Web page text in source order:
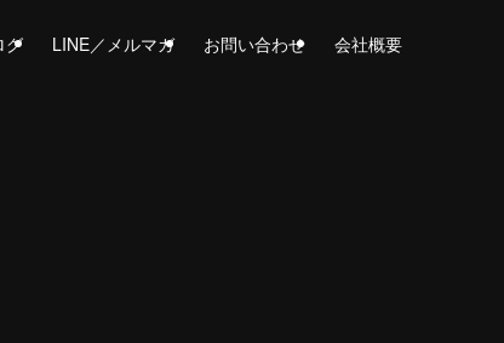
グ LINE／メルマガ お問い合わせ 会社概要